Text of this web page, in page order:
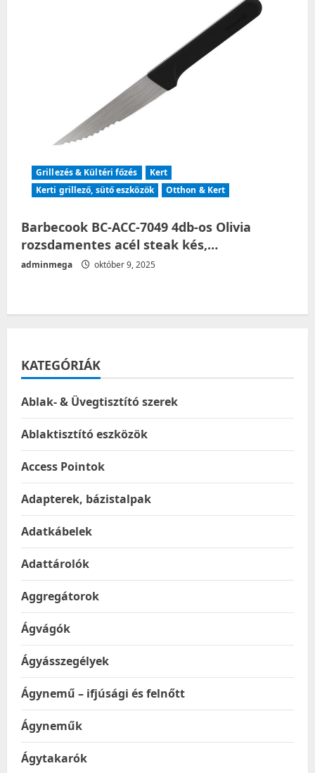
Grillezés & Kültéri főzés
Kert
Kerti grillező, sütő eszközök
Otthon & Kert
Barbecook BC-ACC-7049 4db-os Olivia
rozsdamentes acél steak kés,…
adminmega október 9, 2025
KATEGÓRIÁK
Ablak- & Üvegtisztító szerek
Ablaktisztító eszközök
Access Pointok
Adapterek, bázistalpak
Adatkábelek
Adattárolók
Aggregátorok
Ágvágók
Ágyásszegélyek
Ágynemű – ifjúsági és felnőtt
Ágyneműk
Ágytakarók